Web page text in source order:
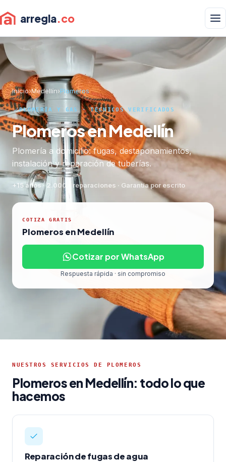
arregla.co
Inicio›Medellín›Plomeros
PLOMERÍA Y GAS · TÉCNICOS VERIFICADOS
Plomeros en Medellín
Plomería a domicilio: fugas, destaponamientos,
instalación y reparación de tuberías.
+15 años · 2.000+ reparaciones · Garantía por escrito
COTIZA GRATIS
Plomeros en Medellín
Cotizar por WhatsApp
Respuesta rápida · sin compromiso
NUESTROS SERVICIOS DE PLOMEROS
Plomeros en Medellín: todo lo que
hacemos
Reparación de fugas de agua